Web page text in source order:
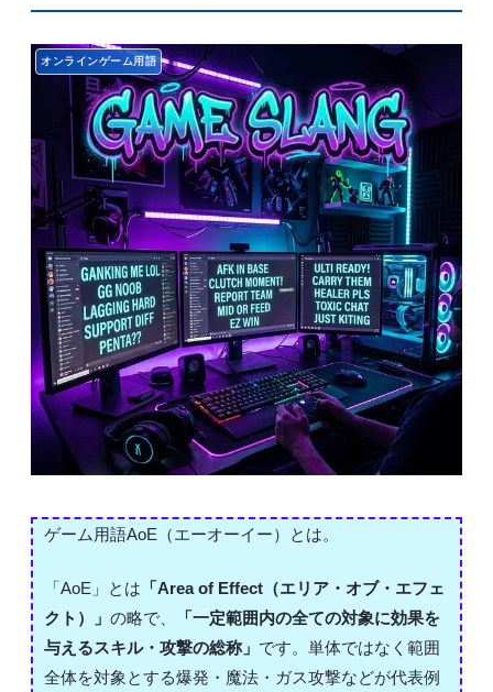
オンラインゲーム用語
ゲーム用語AoE（エーオーイー）とは。
「AoE」とは 「Area of Effect（エリア・オブ・エフェ
クト）」 の略で、
「一定範囲内の全ての対象に効果を
与えるスキル・攻撃の総称」 です。単体ではなく範囲
全体を対象とする爆発・魔法・ガス攻撃などが代表例